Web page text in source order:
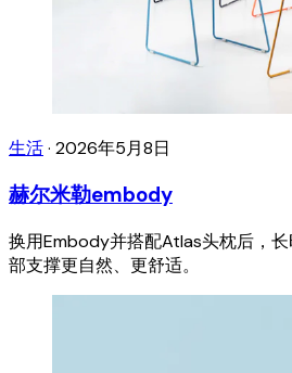
生活· 2026年5月8日
赫尔米勒embody
换用Embody并搭配Atlas头枕后，
部支撑更自然、更舒适。